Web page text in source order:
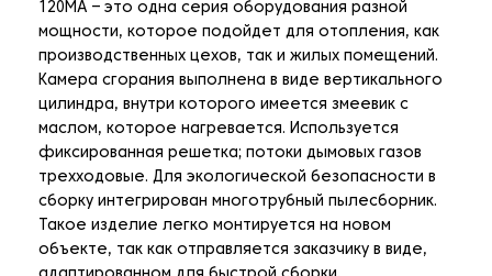
120MA – это одна серия оборудования разной
мощности, которое подойдет для отопления, как
производственных цехов, так и жилых помещений.
Камера сгорания выполнена в виде вертикального
цилиндра, внутри которого имеется змеевик с
маслом, которое нагревается. Используется
фиксированная решетка; потоки дымовых газов
трехходовые. Для экологической безопасности в
сборку интегрирован многотрубный пылесборник.
Такое изделие легко монтируется на новом
объекте, так как отправляется заказчику в виде,